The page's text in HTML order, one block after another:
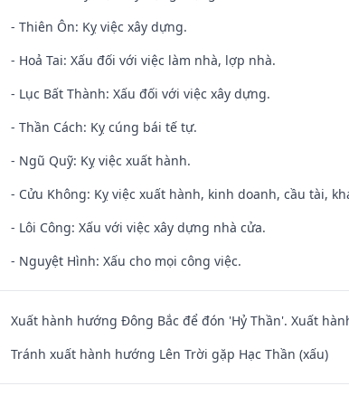
- Thiên Ôn: Kỵ việc xây dựng.
- Hoả Tai: Xấu đối với việc làm nhà, lợp nhà.
- Lục Bất Thành: Xấu đối với việc xây dựng.
- Thần Cách: Kỵ cúng bái tế tự.
- Ngũ Quỹ: Kỵ việc xuất hành.
- Cửu Không: Kỵ việc xuất hành, kinh doanh, cầu tài,
- Lôi Công: Xấu với việc xây dựng nhà cửa.
- Nguyệt Hình: Xấu cho mọi công việc.
Xuất hành hướng Đông Bắc để đón 'Hỷ Thần'. Xuất
Tránh xuất hành hướng Lên Trời gặp Hạc Thần (xấu)